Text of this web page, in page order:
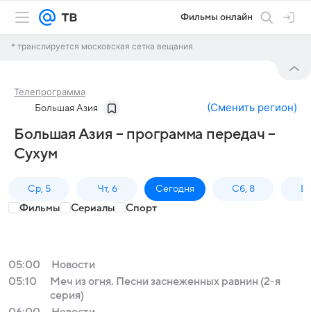
Фильмы онлайн
* транслируется московская сетка вещания
Телепрограмма
Большая Азия (Сменить регион)
Большая Азия – программа передач –
Сухум
Ср, 5 Чт, 6 Сегодня Сб, 8
Фильмы Сериалы Спорт
05:00
Новости
05:10
Меч из огня. Песни заснеженных равнин (2-я
серия)